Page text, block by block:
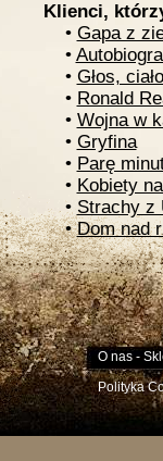
Klienci,
• Gapa z
•
• Głos,
• Ronald
• Wojna w
• Gryfina
• Parę
• Kobiety
• Strachy z
• Dom nad
O nas-
Polityka